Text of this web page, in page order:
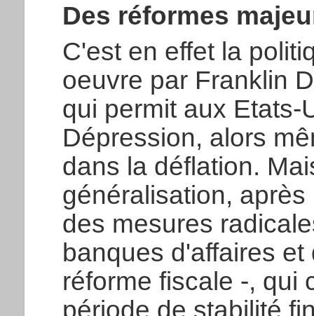
Des réformes
C'est en effet la
oeuvre par Franklin
qui permit aux Etats-
Dépression, alors
dans la déflation.
généralisation,
des mesures
banques d'affaires
réforme fiscale -, qui
période de stabilité